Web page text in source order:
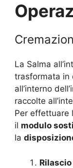
La Salma
trasformata in
all’interno
raccolte
Per effettuare
il modulo
la